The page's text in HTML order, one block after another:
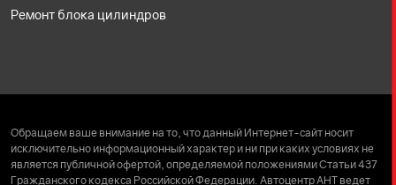
Ремонт блока цилиндров
Обращаем ваше внимание на то, что данный Интернет-сайт носит
исключительно информационный характер и ни при каких условиях не
является публичной офертой, определяемой положениями Статьи 437
Гражданского кодекса Российской Федерации. Автоцентр АНТ ведет